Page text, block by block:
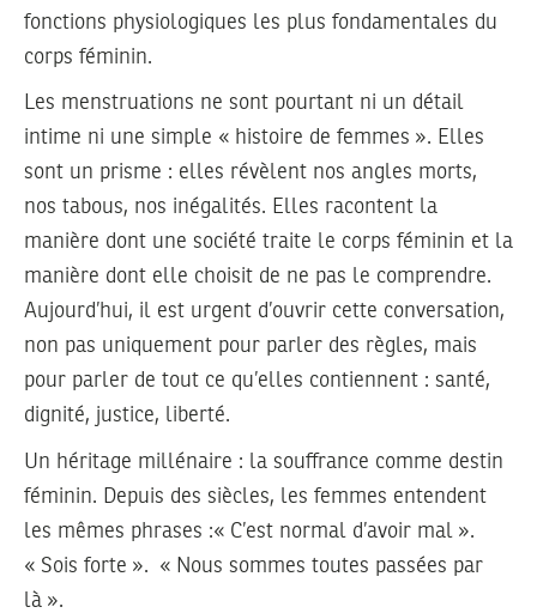
fonctions physiologiques les plus fondamentales du
corps féminin.
Les menstruations ne sont pourtant ni un détail
intime ni une simple « histoire de femmes ». Elles
sont un prisme : elles révèlent nos angles morts,
nos tabous, nos inégalités. Elles racontent la
manière dont une société traite le corps féminin et la
manière dont elle choisit de ne pas le comprendre.
Aujourd’hui, il est urgent d’ouvrir cette conversation,
non pas uniquement pour parler des règles, mais
pour parler de tout ce qu’elles contiennent : santé,
dignité, justice, liberté.
Un héritage millénaire : la souffrance comme destin
féminin. Depuis des siècles, les femmes entendent
les mêmes phrases :« C’est normal d’avoir mal ».
« Sois forte ». « Nous sommes toutes passées par
là ».